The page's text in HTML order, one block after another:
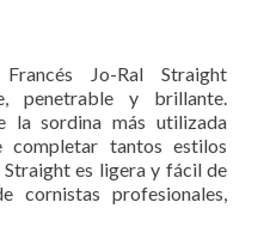
Jo-Ral Straight
penetrable y brillante.
la sordina más utilizada
completar tantos estilos
Straight es ligera y fácil de
cornistas profesionales,